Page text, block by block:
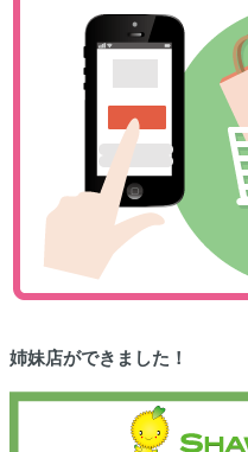
姉妹店ができました！